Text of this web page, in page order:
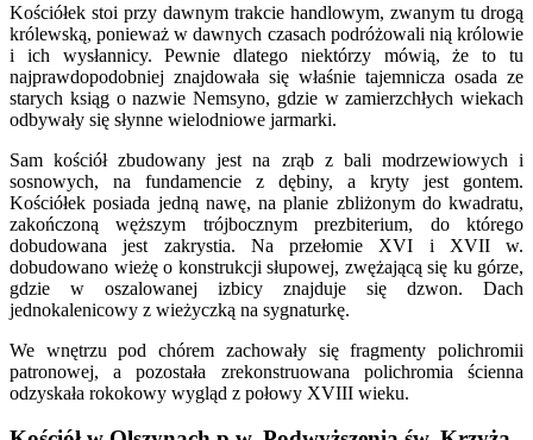
Kościółek stoi przy dawnym trakcie handlowym, zwanym tu drogą
królewską, ponieważ w dawnych czasach podróżowali nią królowie
i ich wysłannicy. Pewnie dlatego niektórzy mówią, że to tu
najprawdopodobniej znajdowała się właśnie tajemnicza osada ze
starych ksiąg o nazwie Nemsyno, gdzie w zamierzchłych wiekach
odbywały się słynne wielodniowe jarmarki.
Sam kościół zbudowany jest na zrąb z bali modrzewiowych i
sosnowych, na fundamencie z dębiny, a kryty jest gontem.
Kościółek posiada jedną nawę, na planie zbliżonym do kwadratu,
zakończoną węższym trójbocznym prezbiterium, do którego
dobudowana jest zakrystia. Na przełomie XVI i XVII w.
dobudowano wieżę o konstrukcji słupowej, zwężającą się ku górze,
gdzie w oszalowanej izbicy znajduje się dzwon. Dach
jednokalenicowy z wieżyczką na sygnaturkę.
We wnętrzu pod chórem zachowały się fragmenty polichromii
patronowej, a pozostała zrekonstruowana polichromia ścienna
odzyskała rokokowy wygląd z połowy XVIII wieku.